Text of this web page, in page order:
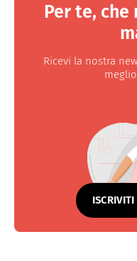
Per te,
Ricevi la nostra